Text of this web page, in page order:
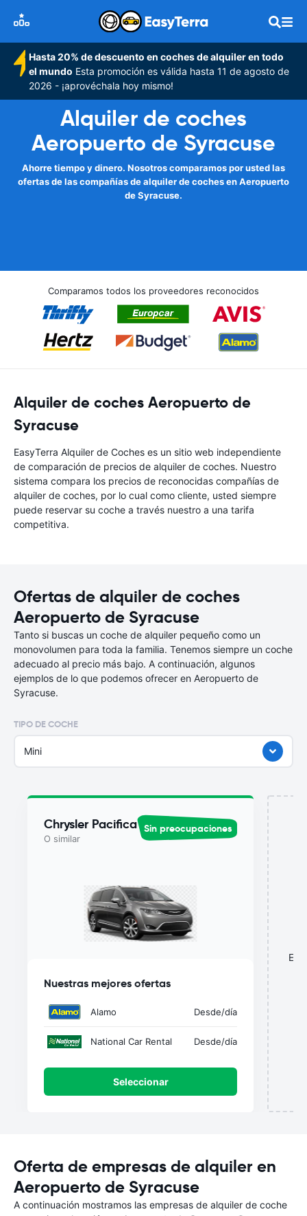
Hasta 20% de descuento en coches de alquiler en todo
el mundo Esta promoción es válida hasta 11 de agosto de
2026 - ¡aprovéchala hoy mismo!
Alquiler de coches
Aeropuerto de Syracuse
Ahorre tiempo y dinero. Nosotros comparamos por usted las
ofertas de las compañías de alquiler de coches en Aeropuerto
de Syracuse.
Comparamos todos los proveedores reconocidos
Alquiler de coches Aeropuerto de
Syracuse
EasyTerra Alquiler de Coches es un sitio web independiente
de comparación de precios de alquiler de coches. Nuestro
sistema compara los precios de reconocidas compañías de
alquiler de coches, por lo cual como cliente, usted siempre
puede reservar su coche a través nuestro a una tarifa
competitiva.
Ofertas de alquiler de coches
Aeropuerto de Syracuse
Tanto si buscas un coche de alquiler pequeño como un
monovolumen para toda la familia. Tenemos siempre un coche
adecuado al precio más bajo. A continuación, algunos
ejemplos de lo que podemos ofrecer en Aeropuerto de
Syracuse.
TIPO DE COCHE
Mini
Chrysler Pacifica
O similar
Sin preocupaciones
Nuestras mejores ofertas
Alamo Desde/día
National Car Rental Desde/día
Seleccionar
Oferta de empresas de alquiler en
Aeropuerto de Syracuse
A continuación mostramos las empresas de alquiler de coche